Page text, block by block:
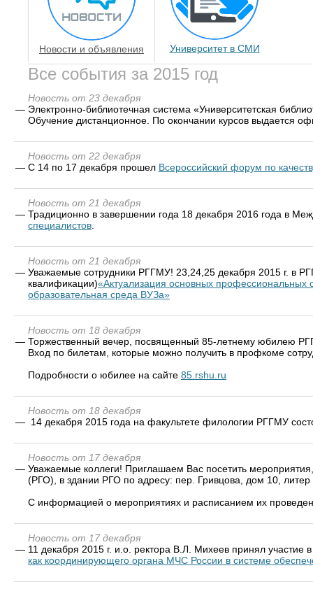
Новости и объявления Университет в СМИ
Все события за 2015 год
Новость от 23 декабря
— Электронно-библиотечная система «Университетская
Обучение дистанционное. По окончании курсов выдается
Новость от 22 декабря
— С 14 по 17 декабря прошел Всероссийский форум по
Новость от 21 декабря
— Традиционно в завершении года 18 декабря 2016 года в
специалистов
Новость от 21 декабря
— Уважаемые сотрудники РГГМУ! 23,24,25 декабря 2015 г. в
квалификации)«Актуализация основных
образовательная среда ВУЗа»
Новость от 18 декабря
— Торжественный вечер, посвященный 85-летнему юбилею
Вход по билетам, которые можно получить в профкоме
Подробности о юбилее на сайте 85.rshu.ru
Новость от 18 декабря
— 14 декабря 2015 года на факультете филологии РГГМУ
Новость от 17 декабря
— Уважаемые коллеги! Приглашаем Вас посетить
(РГО), в здании РГО по адресу: пер. Гривцова, дом 10, литер
С информацией о мероприятиях и расписанием их
Новость от 17 декабря
— 11 декабря 2015 г. и.о. ректора В.Л. Михеев принял участие
как координирующего органа МЧС России в системе